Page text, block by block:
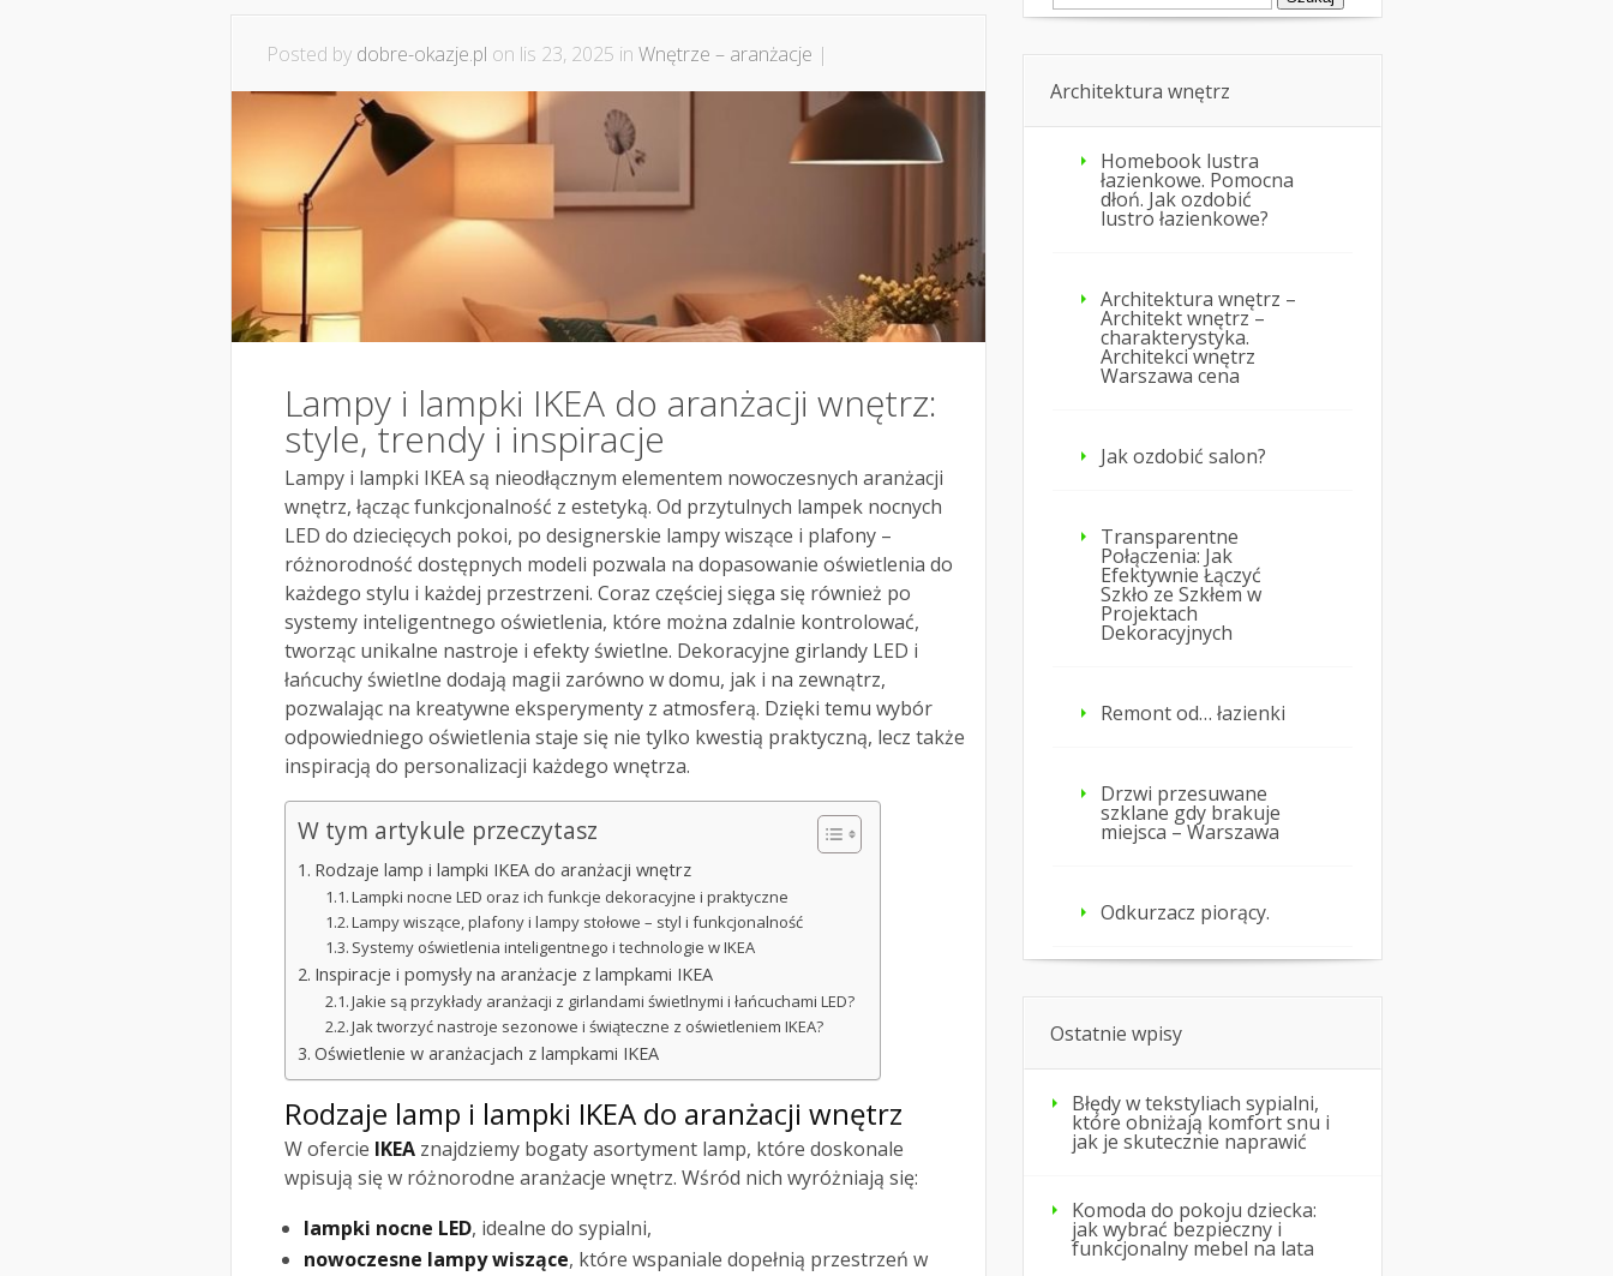
Posted by dobre-okazje.pl on lis 23, 2025 in Wnętrze – aranżacje |
Lampy i lampki IKEA do aranżacji wnętrz:
style, trendy i inspiracje
Lampy i lampki IKEA są nieodłącznym elementem nowoczesnych aranżacji
wnętrz, łącząc funkcjonalność z estetyką. Od przytulnych lampek nocnych
LED do dziecięcych pokoi, po designerskie lampy wiszące i plafony –
różnorodność dostępnych modeli pozwala na dopasowanie oświetlenia do
każdego stylu i każdej przestrzeni. Coraz częściej sięga się również po
systemy inteligentnego oświetlenia, które można zdalnie kontrolować,
tworząc unikalne nastroje i efekty świetlne. Dekoracyjne girlandy LED i
łańcuchy świetlne dodają magii zarówno w domu, jak i na zewnątrz,
pozwalając na kreatywne eksperymenty z atmosferą. Dzięki temu wybór
odpowiedniego oświetlenia staje się nie tylko kwestią praktyczną, lecz także
inspiracją do personalizacji każdego wnętrza.
W tym artykule przeczytasz
Rodzaje lamp i lampki IKEA do aranżacji wnętrz
Lampki nocne LED oraz ich funkcje dekoracyjne i praktyczne
Lampy wiszące, plafony i lampy stołowe – styl i funkcjonalność
Systemy oświetlenia inteligentnego i technologie w IKEA
Inspiracje i pomysły na aranżacje z lampkami IKEA
Jakie są przykłady aranżacji z girlandami świetlnymi i łańcuchami LED?
Jak tworzyć nastroje sezonowe i świąteczne z oświetleniem IKEA?
Oświetlenie w aranżacjach z lampkami IKEA
Rodzaje lamp i lampki IKEA do aranżacji wnętrz
W ofercie IKEA znajdziemy bogaty asortyment lamp, które doskonale
wpisują się w różnorodne aranżacje wnętrz. Wśród nich wyróżniają się:
lampki nocne LED, idealne do sypialni,
nowoczesne lampy wiszące, które wspaniale dopełnią przestrzeń w
Architektura wnętrz
Homebook lustra
łazienkowe. Pomocna
dłoń. Jak ozdobić
lustro łazienkowe?
Architektura wnętrz –
Architekt wnętrz –
charakterystyka.
Architekci wnętrz
Warszawa cena
Jak ozdobić salon?
Transparentne
Połączenia: Jak
Efektywnie Łączyć
Szkło ze Szkłem w
Projektach
Dekoracyjnych
Remont od… łazienki
Drzwi przesuwane
szklane gdy brakuje
miejsca – Warszawa
Odkurzacz piorący.
Ostatnie wpisy
Błędy w tekstyliach sypialni,
które obniżają komfort snu i
jak je skutecznie naprawić
Komoda do pokoju dziecka:
jak wybrać bezpieczny i
funkcjonalny mebel na lata